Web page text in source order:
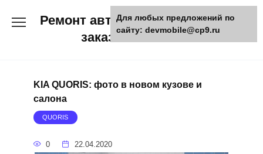
Ремонт авто и мото техники,
заказ запчастей
KIA QUORIS: фото в новом кузове и
салона
QUORIS
0 22.04.2020
Для любых предложений по
сайту: devmobile@cp9.ru